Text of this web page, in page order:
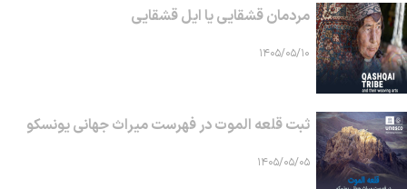
مردمان قشقایی یا ایل قشقایی
۱۴۰۵/۰۵/۱۰
ثبت قلعه الموت در فهرست میراث جهانی یونسکو
۱۴۰۵/۰۵/۰۵